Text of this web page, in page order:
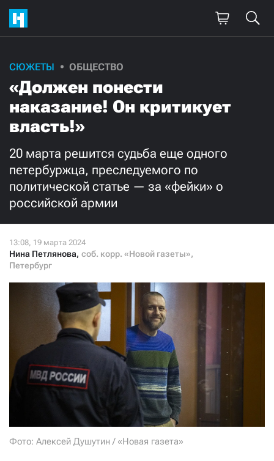
СЮЖЕТЫ ОБЩЕСТВО
«Должен понести
наказание! Он критикует
власть!»
20 марта решится судьба еще одного
петербуржца, преследуемого по
политической статье — за «фейки» о
российской армии
Нина Петлянова, соб. корр. «Новой газеты»,
Петербург
Фото: Алексей Душутин / «Новая газета»
Поддержите
нашу работу!
Ежемесячно Разово
500 300
Нажимая кнопку «Стать соучастником»,
я принимаю условия и подтверждаю свое гражданство РФ
ПОДЕЛИТЬСЯ С ДРУЗЬЯМИ
Если у вас есть вопросы, пишите donate@novayagazeta.ru
+7 (929) 612-03-68